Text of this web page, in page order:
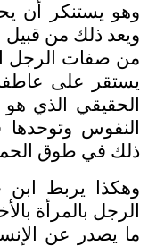
وهو يستنكر أن
ويعد ذلك من
من صفات الرجل
يستقر على
الحقيقي الذي
النفوس
ذلك في طوق
وهكذا يربط ابن
الرجل بالمرأة
ما يصدر عن